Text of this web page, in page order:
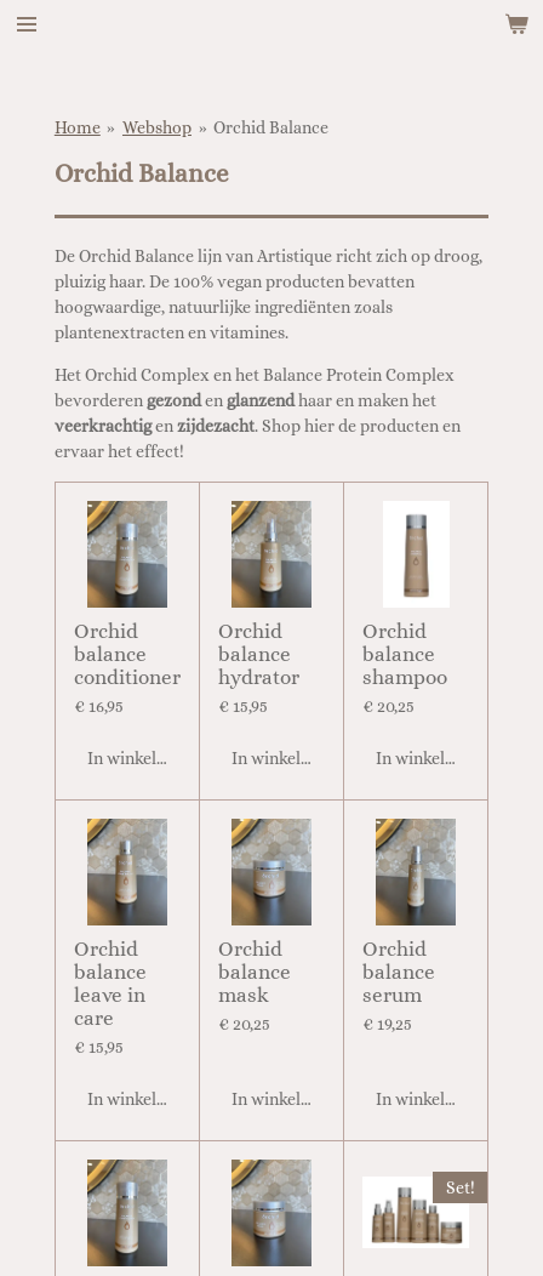
Ga
hoofdinhoud
Home » Webshop » Orchid Balance
Orchid Balance
De Orchid Balance lijn van Artistique richt zich op droog,
pluizig haar. De 100% vegan producten bevatten
hoogwaardige, natuurlijke ingrediënten zoals
plantenextracten en vitamines.
Het Orchid Complex en het Balance Protein Complex
bevorderen gezonden glanzendhaar en maken het
veerkrachtigen zijdezacht. Shop hier de producten en
ervaar het effect!
Orchid
balance
conditioner
€ 16,95
In winkelwagen
Orchid
balance
hydrator
€ 15,95
In winkelwagen
Orchid
balance
shampoo
€ 20,25
In winkelwagen
Orchid
balance
leave in
care
€ 15,95
In winkelwagen
Orchid
balance
mask
€ 20,25
In winkelwagen
Orchid
balance
serum
€ 19,25
In winkelwagen
Set!